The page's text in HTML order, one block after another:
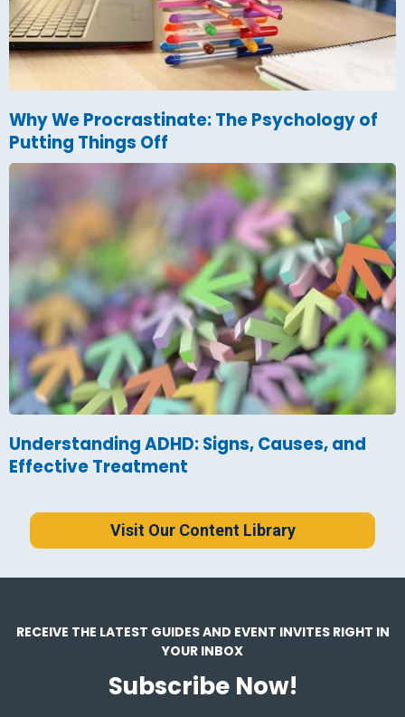
Why We Procrastinate: The Psychology of
Putting Things Off
Understanding ADHD: Signs, Causes, and
Effective Treatment
Visit Our Content Library
RECEIVE THE LATEST GUIDES AND EVENT INVITES RIGHT IN
YOUR INBOX
Subscribe Now!